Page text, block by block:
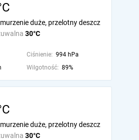
30°C
duże, przelotny deszcz
Ciśnienie: 994 hPa
Wilgotność: 89%
30°C
duże, przelotny deszcz